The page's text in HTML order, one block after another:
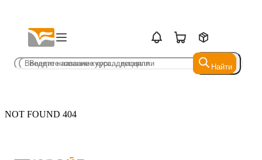
Найти
Найти
NOT FOUND 404